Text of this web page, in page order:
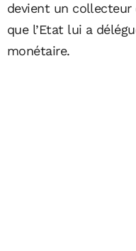
devient un collecteur
que l’Etat lui a
monétaire.